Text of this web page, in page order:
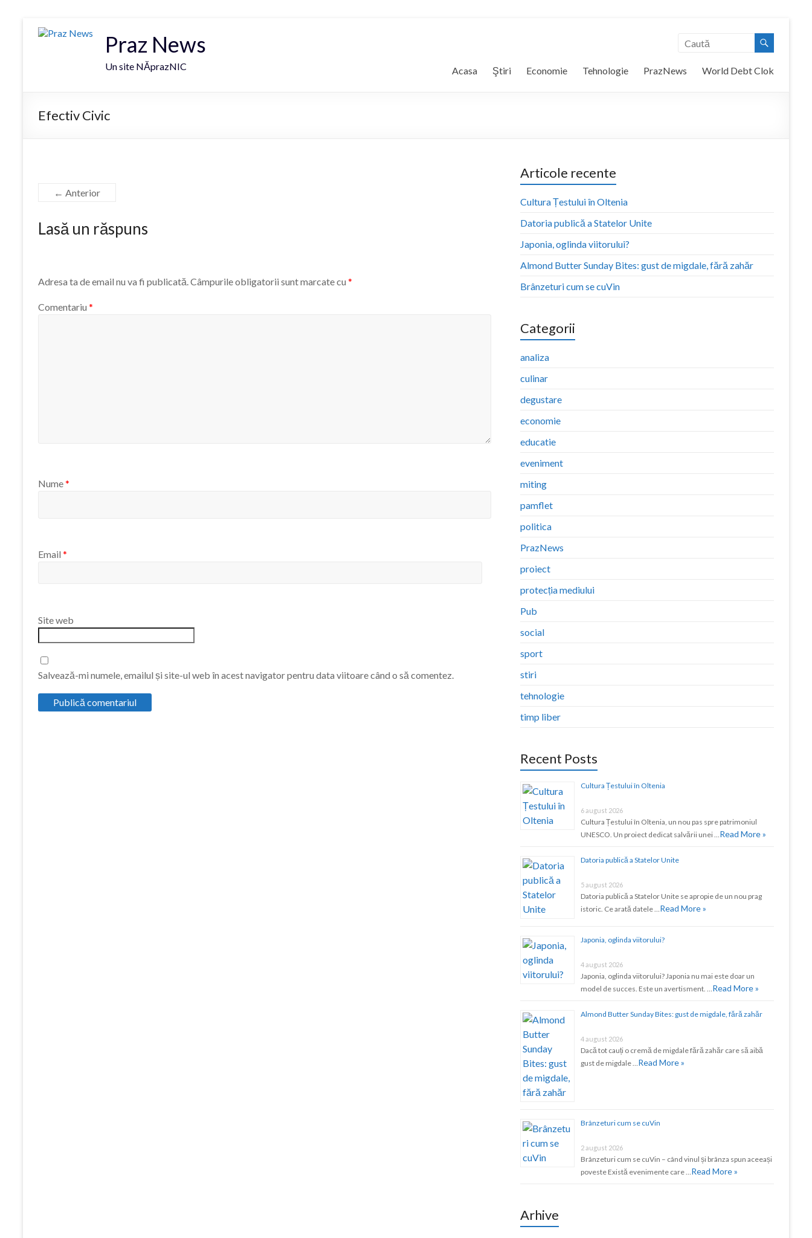
Praz News
Un site NĂprazNIC Acasa Ştiri Economie Tehnologie PrazNews World Debt Clok
Efectiv Civic
← Anterior
Lasă un răspuns
Adresa ta de email nu va fi publicată.Câmpurile obligatorii sunt marcate cu *
Comentariu *
Nume*
Email *
Site web
Salvează-mi numele, emailul și site-ul web în acest navigator pentru data viitoare când o să comentez.
Articole recente
Cultura Țestului în Oltenia
Datoria publică a Statelor Unite
Japonia, oglinda viitorului?
Almond Butter Sunday Bites: gust de migdale, fără zahăr
Brânzeturi cum se cuVin
Categorii
analiza
culinar
degustare
economie
educatie
eveniment
miting
pamflet
politica
PrazNews
proiect
protecția mediului
Pub
social
sport
stiri
tehnologie
timp liber
Recent Posts
Cultura Țestului în Oltenia
6 august 2026
Cultura Țestului în Oltenia, un nou pas spre patrimoniul
UNESCO. Un proiect dedicat salvării unei …Read More »
Datoria publică a Statelor Unite
5 august 2026
Datoria publică a Statelor Unite se apropie de un nou prag
istoric. Ce arată datele …Read More »
Japonia, oglinda viitorului?
4 august 2026
Japonia, oglinda viitorului? Japonia nu mai este doar un
model de succes. Este un avertisment. …Read More »
Almond Butter Sunday Bites: gust de migdale, fără zahăr
4 august 2026
Dacă tot cauți o cremă de migdale fără zahăr care să aibă
gust de migdale …Read More »
Brânzeturi cum se cuVin
2 august 2026
Brânzeturi cum se cuVin – când vinul și brânza spun aceeași
poveste Există evenimente care …Read More »
Arhive